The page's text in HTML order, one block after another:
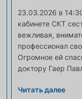
23.03.2026 в
кабинете СКТ
вежливая,
профессионал
Огромное ей спасибо,
доктору Гаер
посмотрел и
Читать далее